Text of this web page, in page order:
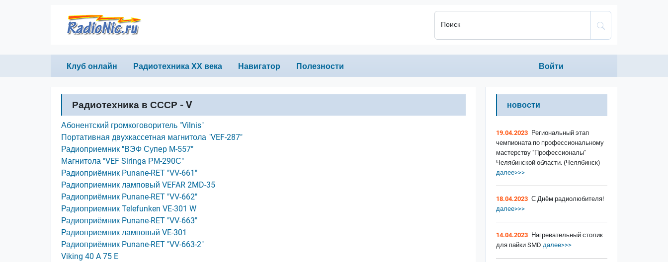
Поиск
Primary links
Клуб онлайн Радиотехника ХХ века Навигатор Полезности
Anonumous menu
Войти
Радиотехника в СССР - V
Абонентский громкоговоритель "Vilnis"
Портативная двухкассетная магнитола "VEF-287"
Радиоприемник "ВЭФ Супер М-557"
Магнитола "VEF Siringa РМ-290С"
Радиоприёмник Punane-RET "VV-661"
Радиоприемник ламповый VEFAR 2MD-35
Радиоприёмник Punane-RET "VV-662"
Радиоприемник Telefunken VE-301 W
Радиоприёмник Punane-RET "VV-663"
Радиоприемник ламповый VE-301
Радиоприёмник Punane-RET "VV-663-2"
Viking 40 A 75 E
новости
19.04.2023 Региональный этап
чемпионата по профессиональному
мастерству "Профессионалы"
Челябинской области. (Челябинск)
далее>>>
18.04.2023 С Днём радиолюбителя!
далее>>>
14.04.2023 Нагревательный столик
для пайки SMD далее>>>